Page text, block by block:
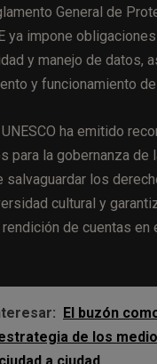
General de
ya impone
y manejo de datos,
y funcionamiento
ha emitido
para la gobernanza de
salvaguardar los
cultural y
de cuentas en
El buzón
de los
a ciudad